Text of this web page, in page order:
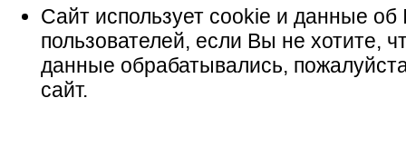
Сайт использует cookie и данные об
пользователей, если Вы не хотите,
данные обрабатывались,
сайт.